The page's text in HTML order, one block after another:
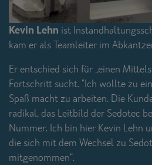
Kevin Lehn ist
kam er als Teamleiter im
Er entschied sich für „einen
Fortschritt sucht. "Ich wollte zu
Spaß macht zu arbeiten. Die
radikal, das Leitbild der Sedotec
Nummer. Ich bin hier Kevin Lehn
die sich mit dem Wechsel zu
mitgenommen“.